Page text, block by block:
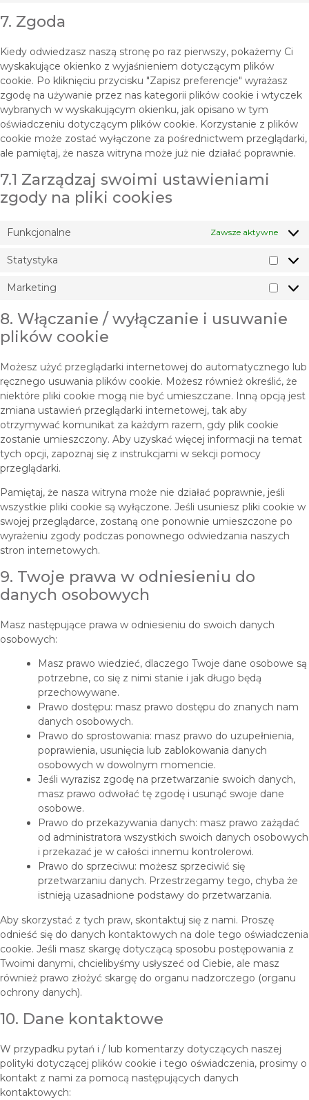
7. Zgoda
Kiedy odwiedzasz naszą stronę po raz pierwszy, pokażemy Ci
wyskakujące okienko z wyjaśnieniem dotyczącym plików
cookie. Po kliknięciu przycisku "Zapisz preferencje" wyrażasz
zgodę na używanie przez nas kategorii plików cookie i wtyczek
wybranych w wyskakującym okienku, jak opisano w tym
oświadczeniu dotyczącym plików cookie. Korzystanie z plików
cookie może zostać wyłączone za pośrednictwem przeglądarki,
ale pamiętaj, że nasza witryna może już nie działać poprawnie.
7.1 Zarządzaj swoimi ustawieniami
zgody na pliki cookies
Funkcjonalne Zawsze aktywne
Statystyka
Marketing
8. Włączanie / wyłączanie i usuwanie
plików cookie
Możesz użyć przeglądarki internetowej do automatycznego lub
ręcznego usuwania plików cookie. Możesz również określić, że
niektóre pliki cookie mogą nie być umieszczane. Inną opcją jest
zmiana ustawień przeglądarki internetowej, tak aby
otrzymywać komunikat za każdym razem, gdy plik cookie
zostanie umieszczony. Aby uzyskać więcej informacji na temat
tych opcji, zapoznaj się z instrukcjami w sekcji pomocy
przeglądarki.
Pamiętaj, że nasza witryna może nie działać poprawnie, jeśli
wszystkie pliki cookie są wyłączone. Jeśli usuniesz pliki cookie w
swojej przeglądarce, zostaną one ponownie umieszczone po
wyrażeniu zgody podczas ponownego odwiedzania naszych
stron internetowych.
9. Twoje prawa w odniesieniu do
danych osobowych
Masz następujące prawa w odniesieniu do swoich danych
osobowych:
Masz prawo wiedzieć, dlaczego Twoje dane osobowe są
potrzebne, co się z nimi stanie i jak długo będą
przechowywane.
Prawo dostępu: masz prawo dostępu do znanych nam
danych osobowych.
Prawo do sprostowania: masz prawo do uzupełnienia,
poprawienia, usunięcia lub zablokowania danych
osobowych w dowolnym momencie.
Jeśli wyrazisz zgodę na przetwarzanie swoich danych,
masz prawo odwołać tę zgodę i usunąć swoje dane
osobowe.
Prawo do przekazywania danych: masz prawo zażądać
od administratora wszystkich swoich danych osobowych
i przekazać je w całości innemu kontrolerowi.
Prawo do sprzeciwu: możesz sprzeciwić się
przetwarzaniu danych. Przestrzegamy tego, chyba że
istnieją uzasadnione podstawy do przetwarzania.
Aby skorzystać z tych praw, skontaktuj się z nami. Proszę
odnieść się do danych kontaktowych na dole tego oświadczenia
cookie. Jeśli masz skargę dotyczącą sposobu postępowania z
Twoimi danymi, chcielibyśmy usłyszeć od Ciebie, ale masz
również prawo złożyć skargę do organu nadzorczego (organu
ochrony danych).
10. Dane kontaktowe
W przypadku pytań i / lub komentarzy dotyczących naszej
polityki dotyczącej plików cookie i tego oświadczenia, prosimy o
kontakt z nami za pomocą następujących danych
kontaktowych: